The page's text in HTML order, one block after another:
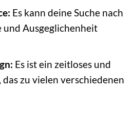
Es kann deine Suche nach
Ausgeglichenheit
Es ist ein zeitloses und
zu vielen verschiedenen